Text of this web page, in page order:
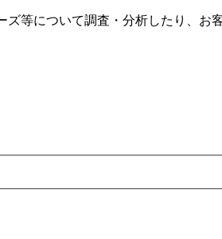
等について調査・分析したり、お